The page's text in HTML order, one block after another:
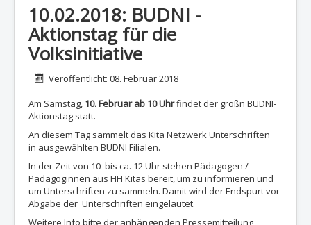
10.02.2018: BUDNI -
Aktionstag für die
Volksinitiative
DetailsVeröffentlicht: 08. Februar 2018
Am Samstag, 10. Februar ab 10 Uhrfindet der großn BUDNI-
Aktionstag statt.
An diesem Tag sammelt das Kita Netzwerk Unterschriften
in ausgewählten BUDNI Filialen.
In der Zeit von 10 bis ca. 12 Uhr stehen Pädagogen /
Pädagoginnen aus HH Kitas bereit, um zu informieren und
um Unterschriften zu sammeln. Damit wird der Endspurt vor
Abgabe der Unterschriften eingeläutet.
Weitere Info bitte der anhängenden Pressemitteilung